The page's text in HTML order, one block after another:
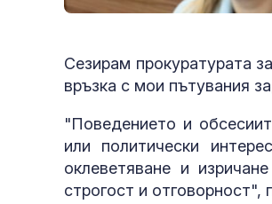
Сезирам прокуратурата
връзка с мои пътувания
"Поведението и
или политически
оклеветяване и
строгост и отговорност",